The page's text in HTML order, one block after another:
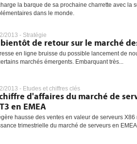
la barque de sa prochaine charrette avec la
dans le monde.
2013 - Stratégie
bientôt de retour sur le marché
en ligne bruisse du possible lancement de
marchés émergents. Embarquant très...
2013 - Etudes et chiffres clés
d'affaires du marché de
en EMEA
hausse des ventes en valeur de serveurs
trimestrielle du marché de serveurs en